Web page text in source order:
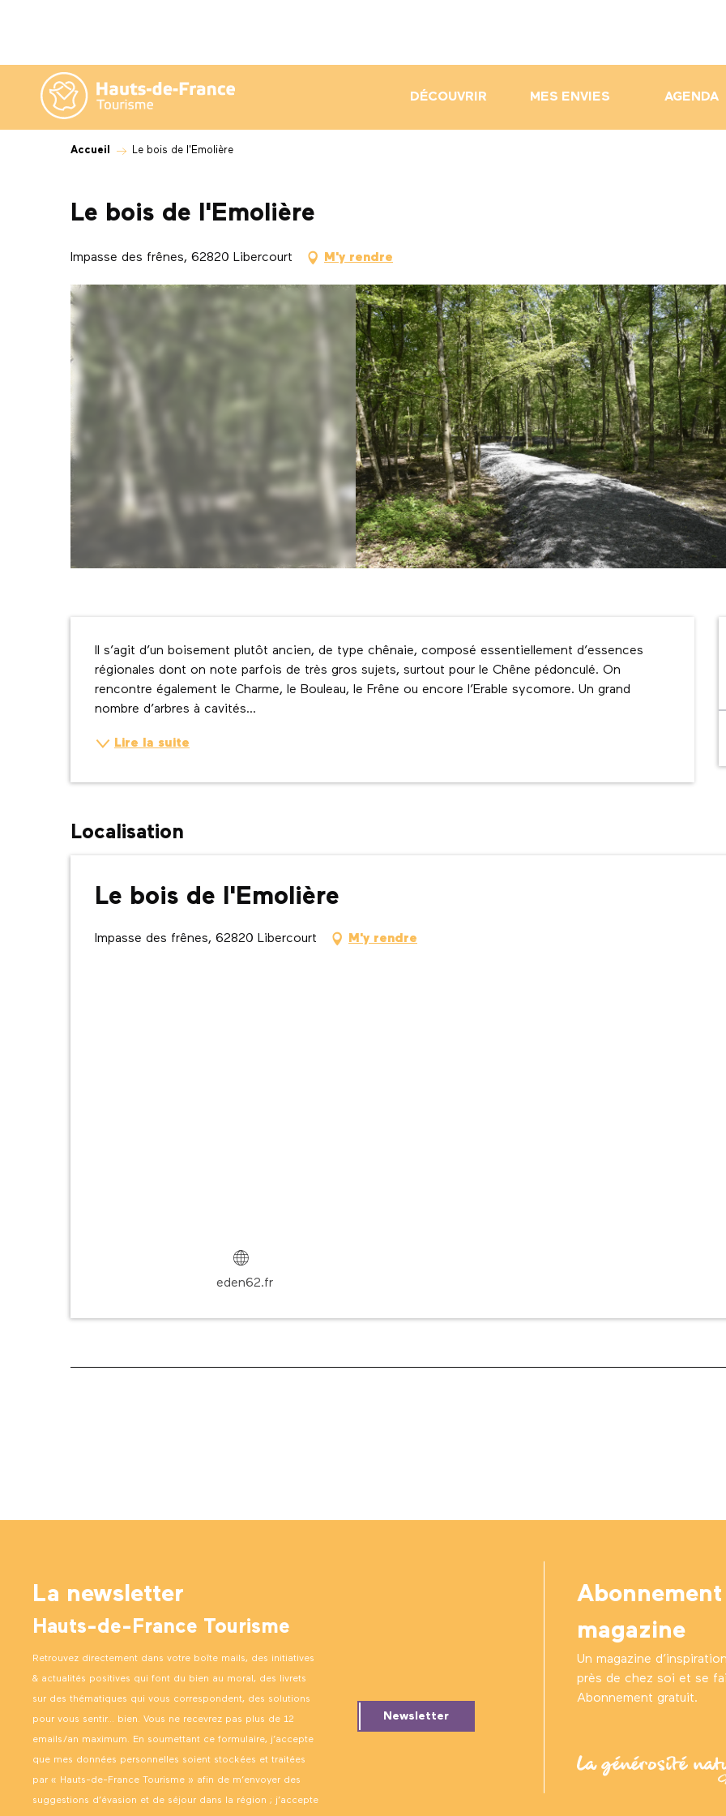
contenu
principal
DÉCOUVRIR MES ENVIES AGENDA
Accueil Le bois de l'Emolière
Le bois de l'Emolière
Impasse des frênes, 62820 Libercourt M'y rendre
Description
Il s’agit d’un boisement plutôt ancien, de type chênaie, composé essentiellement d’essences
régionales dont on note parfois de très gros sujets, surtout pour le Chêne pédonculé. On
rencontre également le Charme, le Bouleau, le Frêne ou encore l’Erable sycomore. Un grand
nombre d’arbres à cavités...
Lire la suite
Localisation
Le bois de l'Emolière
Impasse des frênes, 62820 Libercourt M'y rendre
eden62.fr
La newsletter
Hauts-de-France Tourisme
Retrouvez directement dans votre boîte mails, des initiatives
& actualités positives qui font du bien au moral, des livrets
sur des thématiques qui vous correspondent, des solutions
pour vous sentir… bien. Vous ne recevrez pas plus de 12
emails/an maximum. En soumettant ce formulaire, j’accepte
que mes données personnelles soient stockées et traitées
par « Hauts-de-France Tourisme » afin de m’envoyer des
suggestions d’évasion et de séjour dans la région ; j’accepte
Newsletter
Abonnement
magazine
Un magazine
près de chez soi et se
Abonnement gratuit.